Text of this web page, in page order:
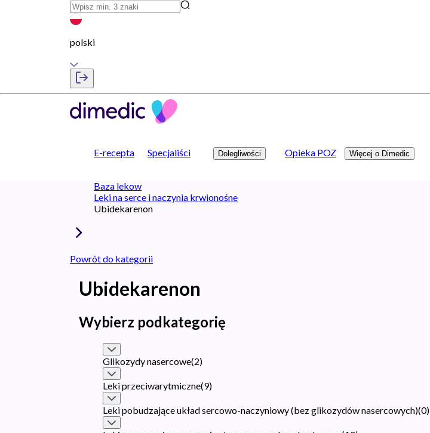
polski
E-recepta Specjaliści Dolegliwości Opieka POZ Więcej o Dimedic
Baza lekow
Leki na serce i naczynia krwionośne
Ubidekarenon
Powrót do kategorii
Ubidekarenon
Wybierz podkategorię
Glikozydy nasercowe(2)
Leki przeciwarytmiczne(9)
Leki pobudzające układ sercowo-naczyniowy (bez glikozydów nasercowych)(0)